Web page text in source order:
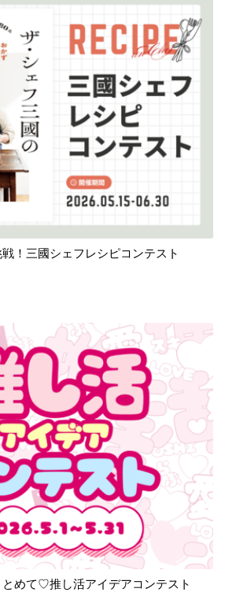
！三國シェフレシピコンテスト
めて♡推し活アイデアコンテスト